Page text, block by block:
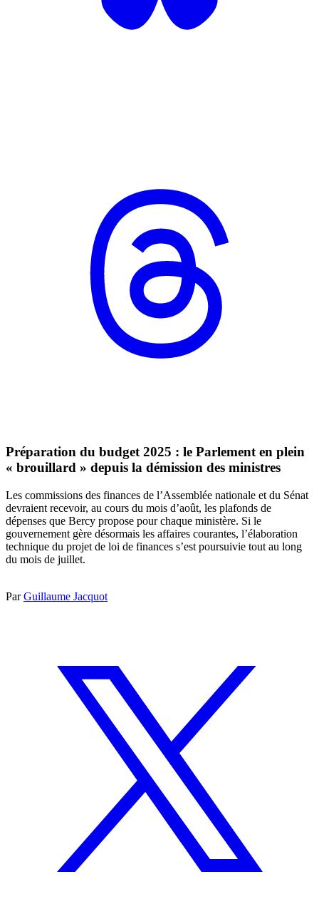
Préparation du budget 2025 : le Parlement en plein
« brouillard » depuis la démission des ministres
Les commissions des finances de l’Assemblée nationale et du Sénat
devraient recevoir, au cours du mois d’août, les plafonds de
dépenses que Bercy propose pour chaque ministère. Si le
gouvernement gère désormais les affaires courantes, l’élaboration
technique du projet de loi de finances s’est poursuivie tout au long
du mois de juillet.
ParGuillaume Jacquot